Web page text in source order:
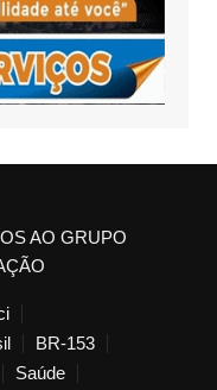
AO GRUPO
BR-153
Saúde